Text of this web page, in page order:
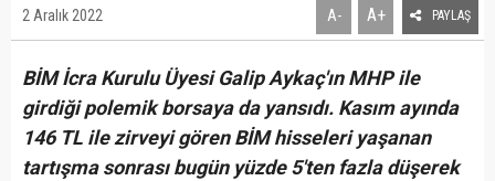
2 Aralık 2022 A- A+ PAYLAŞ
BİM İcra Kurulu Üyesi Galip Aykaç'ın MHP ile
girdiği polemik borsaya da yansıdı. Kasım ayında
146 TL ile zirveyi gören BİM hisseleri yaşanan
tartışma sonrası bugün yüzde 5'ten fazla düşerek